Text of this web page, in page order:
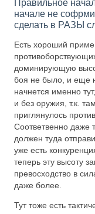
Правильное
начале не
сделать в РАЗЫ
Есть хороший
доминирующую
боя не было, и еще
начнется именно
и без оружия, т.к.
приглянулось
Соответвенно даже
должен туда
уже есть
теперь эту высоту
превосходство в
даже более.
Тут тоже есть